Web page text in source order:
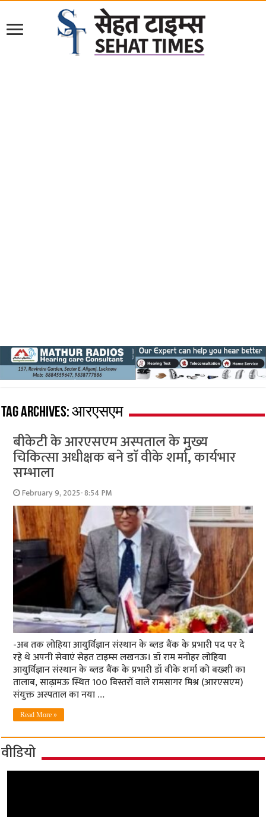
Tag Archives:आरएसएम
बीकेटी के आरएसएम अस्पताल के मुख्य
चिकित्सा अधीक्षक बने डाॅ वीके शर्मा, कार्यभार
सम्भाला
February 9, 2025- 8:54 PM
-अब तक लोहिया आयुर्विज्ञान संस्थान के ब्लड बैंक के प्रभारी पद पर दे
रहे थे अपनी सेवाएं सेहत टाइम्स लखनऊ। डॉ राम मनोहर लोहिया
आयुर्विज्ञान संस्थान के ब्लड बैंक के प्रभारी डॉ वीके शर्मा को बख्शी का
तालाब, साढ़ामऊ स्थित 100 बिस्तरों वाले रामसागर मिश्र (आरएसएम)
संयुक्त अस्पताल का नया …
Read More »
वीडियो